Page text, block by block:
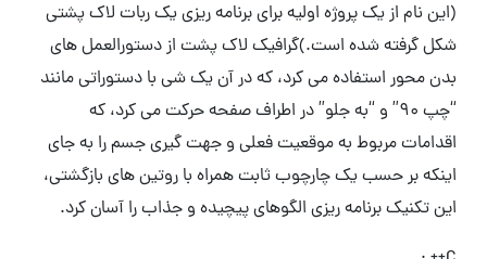
(این نام از یک پروژه اولیه برای برنامه ریزی یک ربات لاک پشتی
شکل گرفته شده است.)گرافیک لاک پشت از دستورالعمل های
بدن محور استفاده می کرد، که در آن یک شی با دستوراتی مانند
“چپ 90” و “به جلو” در اطراف صفحه حرکت می کرد، که
اقدامات مربوط به موقعیت فعلی و جهت گیری جسم را به جای
اینکه بر حسب یک چارچوب ثابت همراه با روتین های بازگشتی،
این تکنیک برنامه ریزی الگوهای پیچیده و جذاب را آسان کرد.